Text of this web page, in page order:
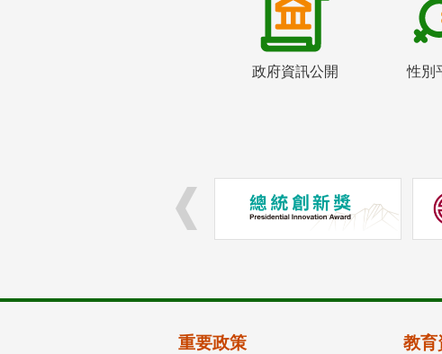
政府資訊公開 性別
重要政策 教育